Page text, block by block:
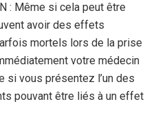
: Même si cela peut être
avoir des effets
mortels lors de la prise
votre médecin
si vous présentez l’un des
pouvant être liés à un effet